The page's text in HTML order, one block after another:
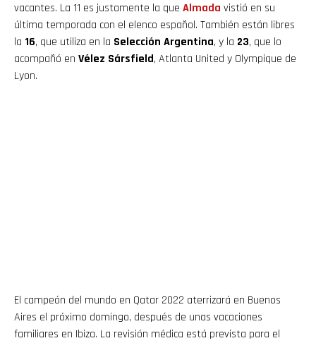
vacantes. La 11 es justamente la que Almada vistió en su
última temporada con el elenco español. También están libres
la 16, que utiliza en la Selección Argentina, y la 23, que lo
acompañó en Vélez Sársfield, Atlanta United y Olympique de
Lyon.
El campeón del mundo en Qatar 2022 aterrizará en Buenos
Aires el próximo domingo, después de unas vacaciones
familiares en Ibiza. La revisión médica está prevista para el